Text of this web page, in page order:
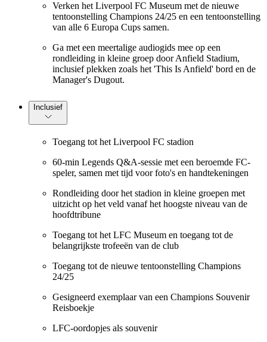
Verken het Liverpool FC Museum met de nieuwe
tentoonstelling Champions 24/25 en een tentoonstelling
van alle 6 Europa Cups samen.
Ga met een meertalige audiogids mee op een
rondleiding in kleine groep door Anfield Stadium,
inclusief plekken zoals het 'This Is Anfield' bord en de
Manager's Dugout.
Inclusief
Toegang tot het Liverpool FC stadion
60-min Legends Q&A-sessie met een beroemde FC-
speler, samen met tijd voor foto's en handtekeningen
Rondleiding door het stadion in kleine groepen met
uitzicht op het veld vanaf het hoogste niveau van de
hoofdtribune
Toegang tot het LFC Museum en toegang tot de
belangrijkste trofeeën van de club
Toegang tot de nieuwe tentoonstelling Champions
24/25
Gesigneerd exemplaar van een Champions Souvenir
Reisboekje
LFC-oordopjes als souvenir